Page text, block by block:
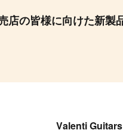
店の皆様に向けた新製
Valenti Guitars